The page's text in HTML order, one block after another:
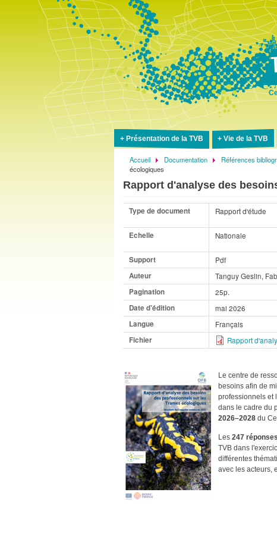
Présentation de la TVB Vie de la TVB
Fil
d'Ariane
Accueil Documentation Références
écologiques
Rapport d'analyse des
Type de document Rapport d'étude
Echelle Nationale
Support
Pdf
Auteur
Tanguy Geslin,
Pagination
25p.
Date d'édition
mai 2026
Langue
Français
Fichier
Rapport
Le centre de
besoins afin de
professionnels et
dans le cadre du
2026–2028 du
Les 247 réponses
TVB dans
différentes
avec les acteurs,